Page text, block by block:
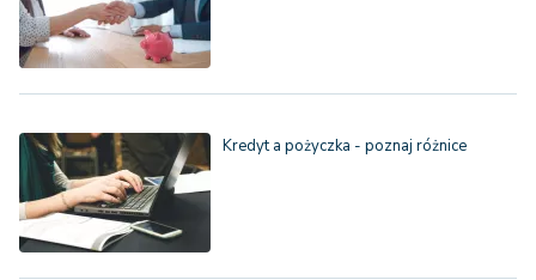
Kredyt a pożyczka - poznaj różnice